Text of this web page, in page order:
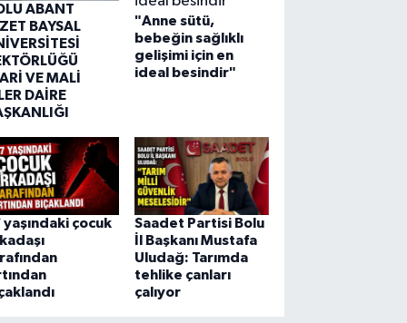
ABANT
BAYSAL
VE MALİ
DAİRE
"Anne sütü,
bebeğin sağlıklı
gelişimi için en
ideal besindir"
yaşındaki çocuk
Saadet Partisi Bolu
İl Başkanı Mustafa
Uludağ: Tarımda
tehlike çanları
çalıyor